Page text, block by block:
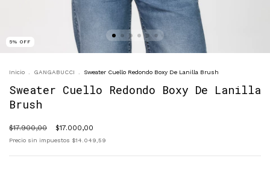
5% OFF
Inicio . GANGABUCCI . Sweater Cuello Redondo Boxy De Lanilla Brush
Sweater Cuello Redondo Boxy De Lanilla
Brush
$17.900,00 $17.000,00
Precio sin impuestos $14.049,59